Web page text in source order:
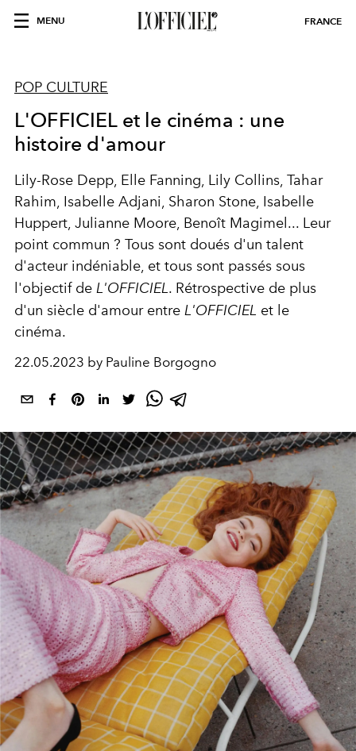
MENU FRANCE
POP CULTURE
L'OFFICIEL et le cinéma : une
histoire d'amour
Lily-Rose Depp, Elle Fanning, Lily Collins, Tahar
Rahim, Isabelle Adjani, Sharon Stone, Isabelle
Huppert, Julianne Moore, Benoît Magimel... Leur
point commun ? Tous sont doués d'un talent
d'acteur indéniable, et tous sont passés sous
l'objectif de L'OFFICIEL . Rétrospective de plus
d'un siècle d'amour entre L'OFFICIEL et le
cinéma.
22.05.2023 by Pauline Borgogno